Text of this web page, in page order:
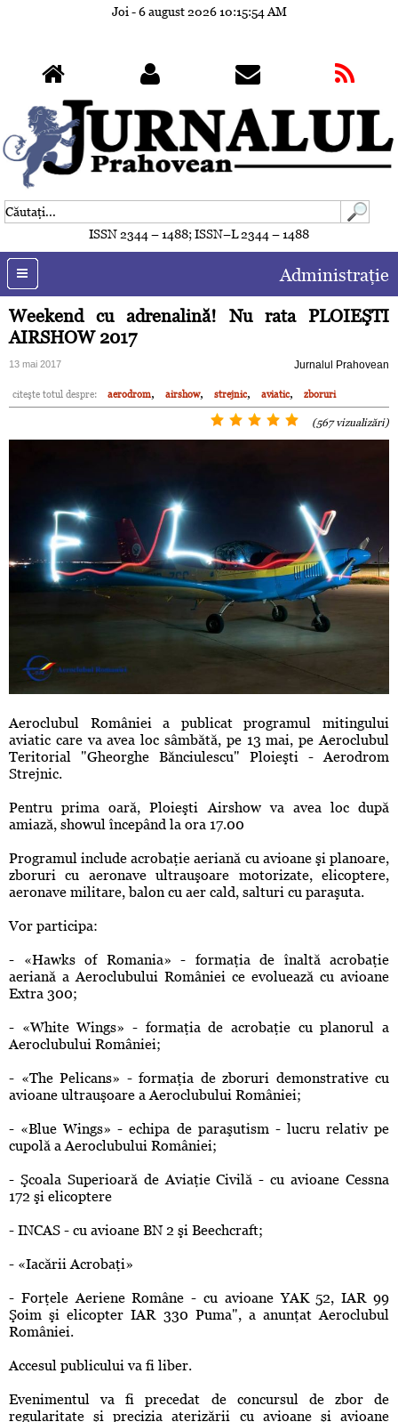
Joi - 6 august 202610:15:57 AM
ISSN 2344 – 1488; ISSN–L 2344 – 1488
Administraţie
Weekend cu adrenalină! Nu rata PLOIEŞTI
AIRSHOW 2017
13 mai 2017 Jurnalul Prahovean
citeşte totul despre: aerodrom, airshow, strejnic, aviatic, zboruri
(567 vizualizări)
Aeroclubul României a publicat programul mitingului
aviatic care va avea loc sâmbătă, pe 13 mai, pe Aeroclubul
Teritorial "Gheorghe Bănciulescu" Ploieşti - Aerodrom
Strejnic.
Pentru prima oară, Ploieşti Airshow va avea loc după
amiază, showul începând la ora 17.00
Programul include acrobaţie aeriană cu avioane şi planoare,
zboruri cu aeronave ultrauşoare motorizate, elicoptere,
aeronave militare, balon cu aer cald, salturi cu paraşuta.
Vor participa:
- «Hawks of Romania» - formaţia de înaltă acrobaţie
aeriană a Aeroclubului României ce evoluează cu avioane
Extra 300;
- «White Wings» - formaţia de acrobaţie cu planorul a
Aeroclubului României;
- «The Pelicans» - formaţia de zboruri demonstrative cu
avioane ultrauşoare a Aeroclubului României;
- «Blue Wings» - echipa de paraşutism - lucru relativ pe
cupolă a Aeroclubului României;
- Şcoala Superioară de Aviaţie Civilă - cu avioane Cessna
172 şi elicoptere
- INCAS - cu avioane BN 2 şi Beechcraft;
- «Iacării Acrobaţi»
- Forţele Aeriene Române - cu avioane YAK 52, IAR 99
Şoim şi elicopter IAR 330 Puma", a anunţat Aeroclubul
României.
Accesul publicului va fi liber.
Evenimentul va fi precedat de concursul de zbor de
regularitate şi precizia aterizării cu avioane şi avioane